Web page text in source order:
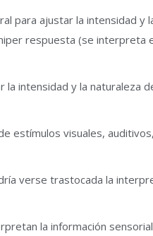
para ajustar la intensidad
respuesta (se
la intensidad y la
estímulos visuales,
verse trastocada la
la información